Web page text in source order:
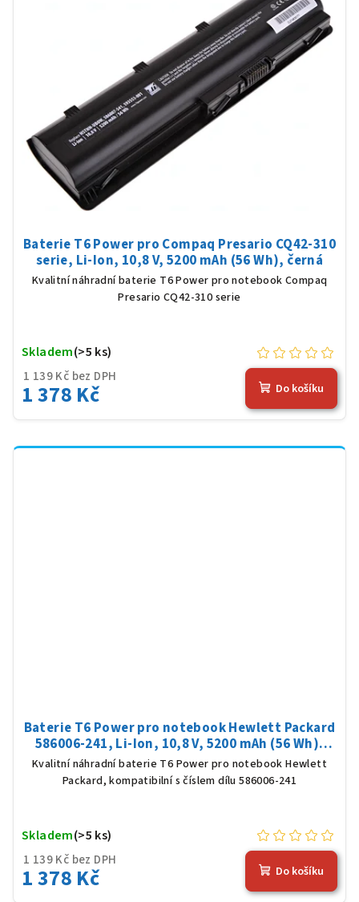
Baterie T6 Power pro Compaq Presario CQ42-310
serie, Li-Ion, 10,8 V, 5200 mAh (56 Wh), černá
Kvalitní náhradní baterie T6 Power pro notebook Compaq
Presario CQ42-310 serie
1 139 Kč bez DPH
1 378 Kč
Skladem(>5 ks)
Do košíku
Baterie T6 Power pro notebook Hewlett Packard
586006-241, Li-Ion, 10,8 V, 5200 mAh (56 Wh),
černá
Kvalitní náhradní baterie T6 Power pro notebook Hewlett
Packard, kompatibilní s číslem dílu 586006-241
1 139 Kč bez DPH
1 378 Kč
Skladem(>5 ks)
Do košíku